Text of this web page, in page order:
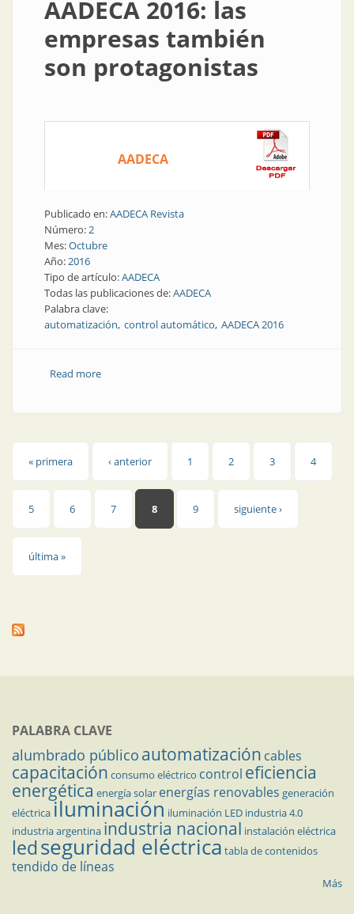
AADECA 2016: las
empresas también
son protagonistas
AADECA
Publicado en:AADECA Revista
Número:2
Mes:Octubre
Año:2016
Tipo de artículo:AADECA
Todas las publicaciones de:AADECA
Palabra clave:
automatización control automático AADECA 2016
Read moreabout AADECA 2016: las empresas también son
Páginas
« primera ‹ anterior 1 2 3 4
5 6 7 8 9 siguiente ›
última »
PALABRA CLAVE
alumbrado público automatización cables
capacitación consumo eléctrico control eficiencia
energética energía solar energías renovables generación
eléctricailuminación iluminación LED industria 4.0
industria argentina industria nacional instalación eléctrica
ledseguridad eléctrica tabla de contenidos
tendido de líneas
Más